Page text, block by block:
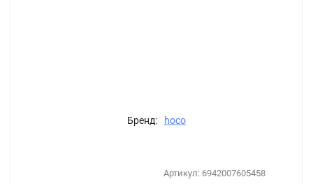
Бренд: hoco
Артикул: 6942007605458